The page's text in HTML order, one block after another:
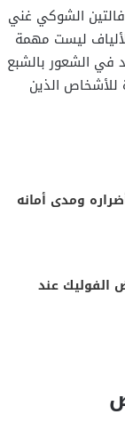
الشوكي غني
ليست مهمة
في الشعور بالشبع
للأشخاص الذين
ومدى أمانه
الفوليك عند